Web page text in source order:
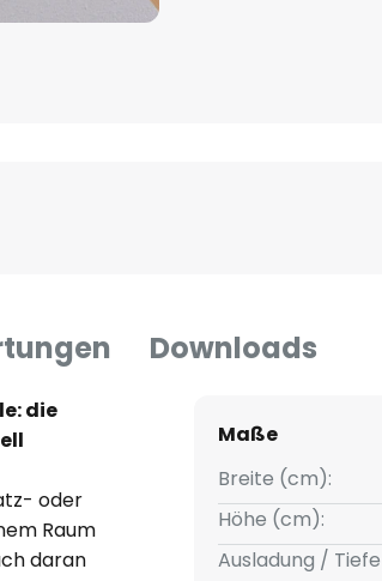
Downloads
die
oder
Raum
daran
Maße
Breite (cm):
Höhe (cm):
Ausladung /